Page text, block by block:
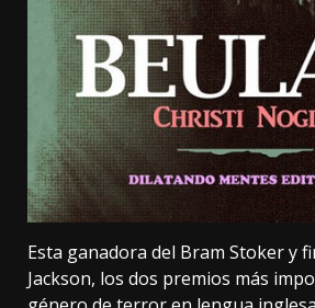
Esta ganadora del Bram Stoker y
Jackson, los dos premios más